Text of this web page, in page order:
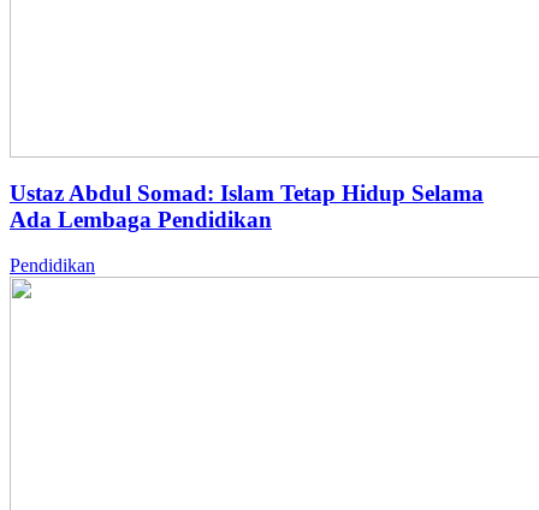
Ustaz Abdul Somad: Islam Tetap Hidup Selama
Ada Lembaga Pendidikan
Pendidikan